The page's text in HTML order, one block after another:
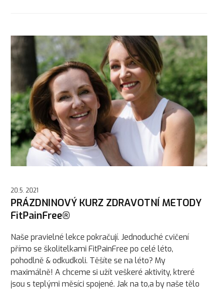
20.5. 2021
PRÁZDNINOVÝ KURZ ZDRAVOTNÍ METODY
FitPainFree®
Naše pravielné lekce pokračují. Jednoduché cvičení
přímo se školitelkami FitPainFree po celé léto,
pohodlně & odkudkoli. Těšíte se na léto? My
maximálně! A chceme si užít veškeré aktivity, ktreré
jsou s teplými měsíci spojené. Jak na to,a by naše tělo